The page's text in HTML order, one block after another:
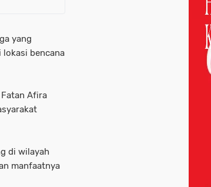
yang
lokasi bencana
Afira
di wilayah
manfaatnya